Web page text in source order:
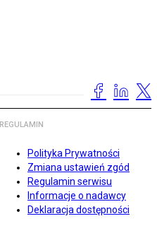
REGULAMIN
Polityka Prywatności
Zmiana ustawień zgód
Regulamin serwisu
Informacje o nadawcy
Deklaracja dostępności